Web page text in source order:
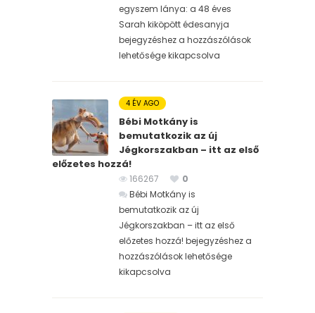
egyszem lánya: a 48 éves
Sarah kiköpött édesanyja
bejegyzéshez a hozzászólások
lehetősége kikapcsolva
4 ÉV AGO
Bébi Motkány is
bemutatkozik az új
Jégkorszakban – itt az első
előzetes hozzá!
166267
0
Bébi Motkány is
bemutatkozik az új
Jégkorszakban – itt az első
előzetes hozzá! bejegyzéshez a
hozzászólások lehetősége
kikapcsolva